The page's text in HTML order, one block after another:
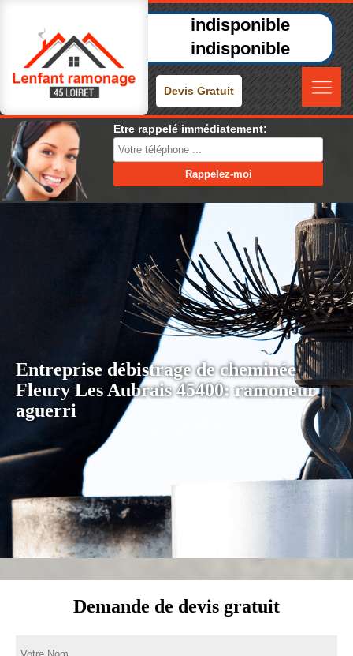
indisponible
indisponible
Devis Gratuit
Etre rappelé immédiatement:
Entreprise débistrage de cheminée
Fleury Les Aubrais 45400: ramoneur
aguerri
Demande de devis gratuit